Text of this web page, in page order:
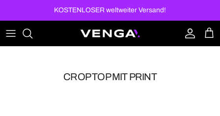
KOSTENLOSER weltweiter Versand!
Konto
CROP TOP MIT PRINT